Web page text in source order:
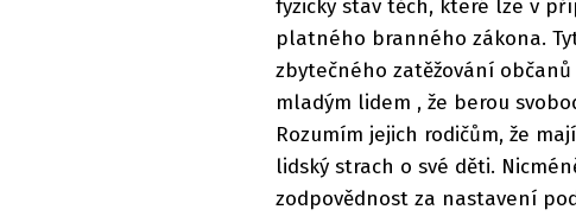
fyzický stav těch, které lze v
platného branného zákona.
zbytečného zatěžování
mladým lidem , že berou
Rozumím jejich rodičům, že
lidský strach o své děti.
zodpovědnost za nastavení